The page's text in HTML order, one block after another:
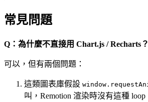
常見問題
Q：為什麼不直接用 Chart.js / Recharts？
可以，但有兩個問題：
這類圖表庫假設
叫，Remotion 渲染時沒有這種